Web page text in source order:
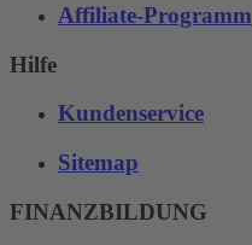
Affiliate-Programm
Hilfe
Kundenservice
Sitemap
FINANZBILDUNG